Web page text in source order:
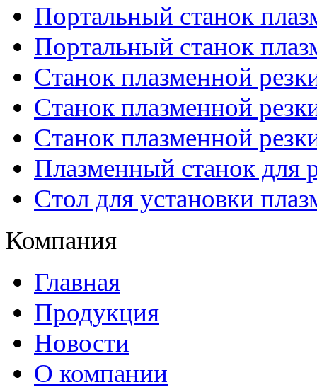
Портальный станок
Портальный станок
Станок плазменной
Станок плазменной
Станок плазменной
Плазменный станок для
Стол для установки
Компания
Главная
Продукция
Новости
О компании